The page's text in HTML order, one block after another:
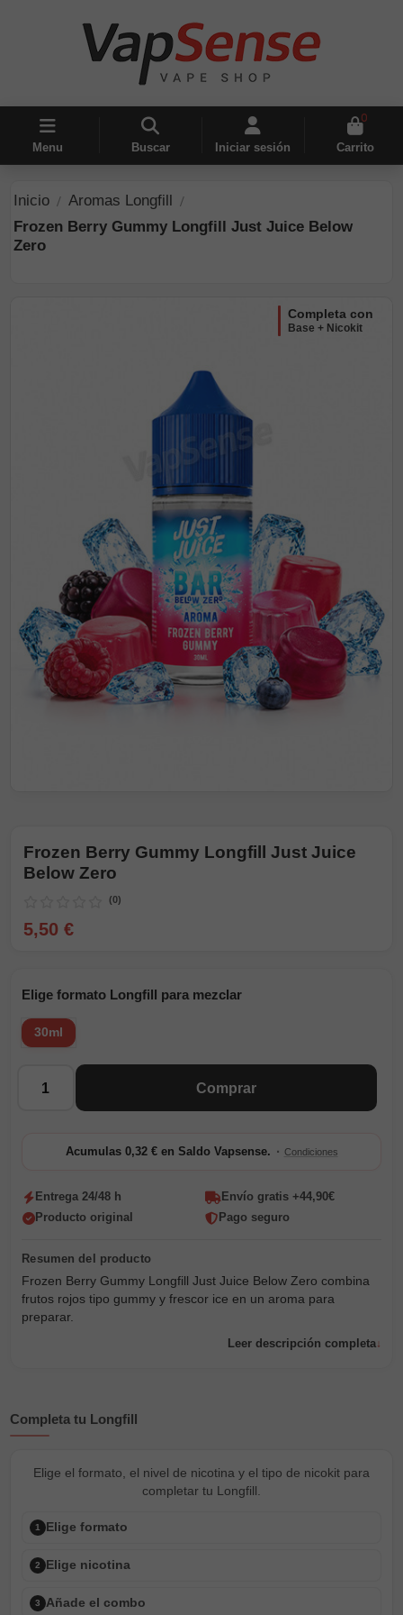
Menu Buscar Iniciar sesión
0
Carrito
Inicio
Aromas Longfill
Frozen Berry Gummy Longfill Just Juice Below
Zero
completa con
Base + Nicokit
Frozen Berry Gummy Longfill Just Juice
Below Zero
(0)
5,50 €
Elige formato Longfill para mezclar
30ml
Comprar
Acumulas 0,32 € en Saldo Vapsense. · Condiciones
Entrega 24/48 h
Envío gratis +44,90€
Producto original
Pago seguro
Frozen Berry Gummy Longfill Just Juice Below Zero combina
frutos rojos tipo gummy y frescor ice en un aroma para
preparar.
Leer descripción completa
Completa tu Longfill
Elige el formato, el nivel de nicotina y el tipo de nicokit para
completar tu Longfill.
1 Elige formato
2 Elige nicotina
3 Añade el combo